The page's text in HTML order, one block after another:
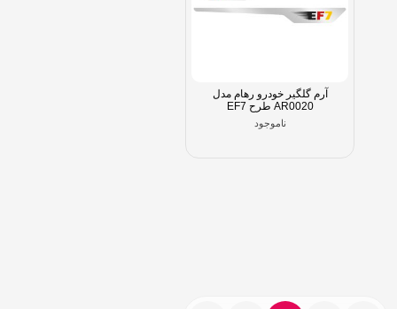
آرم گلگیر خودرو رهام مدل
AR0020 طرح EF7
ناموجود